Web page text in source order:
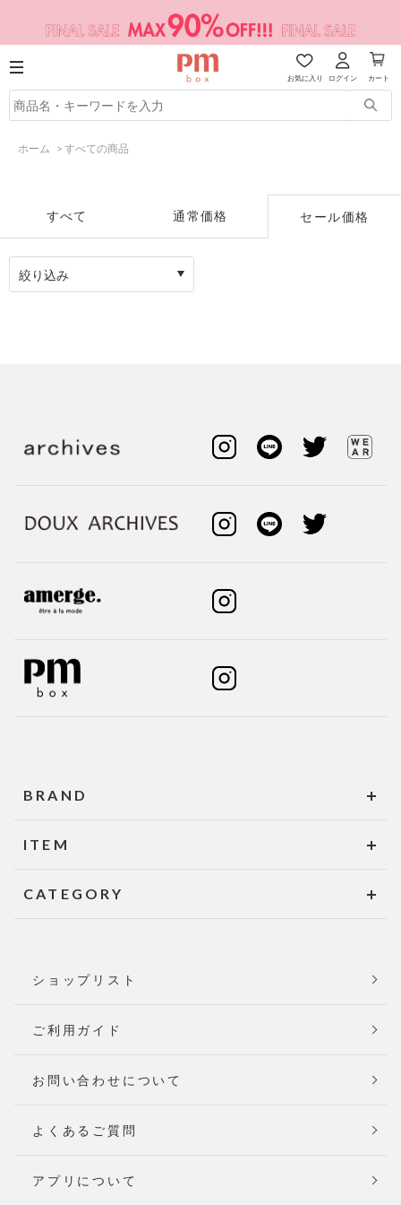
お気に入り ログイン カート
ホーム > すべての商品
すべて 通常価格 セール価格
絞り込み
BRAND
ITEM
CATEGORY
ショップリスト
ご利用ガイド
お問い合わせについて
よくあるご質問
アプリについて